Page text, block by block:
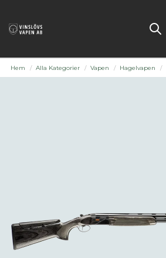
Hem Alla Kategorier Vapen Hagelvapen